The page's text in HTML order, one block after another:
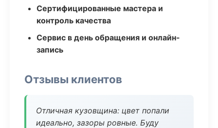
Сертифицированные мастера и
контроль качества
Сервис в день обращения и онлайн-
запись
Отзывы клиентов
Отличная кузовщина: цвет попали
идеально, зазоры ровные. Буду